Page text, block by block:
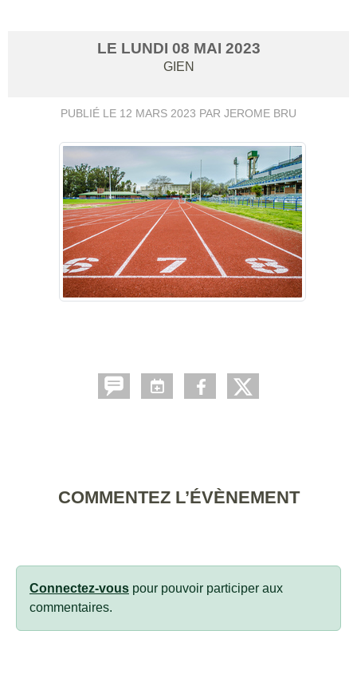
LE LUNDI 08 MAI 2023
GIEN
PUBLIÉ LE 12 MARS 2023 PAR JEROME BRU
COMMENTEZ L’ÉVÈNEMENT
Connectez-vous pour pouvoir participer aux
commentaires.